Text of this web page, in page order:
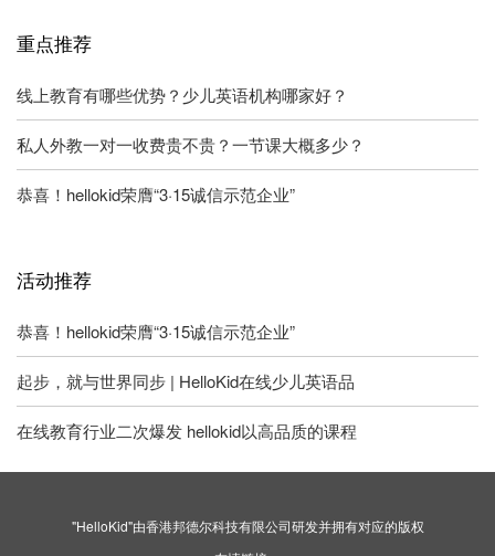
重点推荐
线上教育有哪些优势？少儿英语机构哪家好？
私人外教一对一收费贵不贵？一节课大概多少？
恭喜！hellokid荣膺“3·15诚信示范企业”
活动推荐
恭喜！hellokid荣膺“3·15诚信示范企业”
起步，就与世界同步 | HelloKid在线少儿英语品
在线教育行业二次爆发 hellokid以高品质的课程
"HelloKid"由香港邦德尔科技有限公司研发并拥有对应的版权